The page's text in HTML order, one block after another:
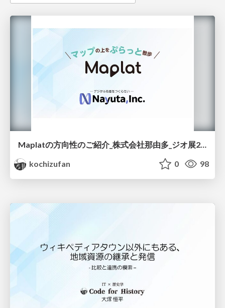
Maplatの方向性のご紹介_株式会社那由多_ジオ展2026プレゼン資料/maplat_geoten_2026
kochizufan
0 98